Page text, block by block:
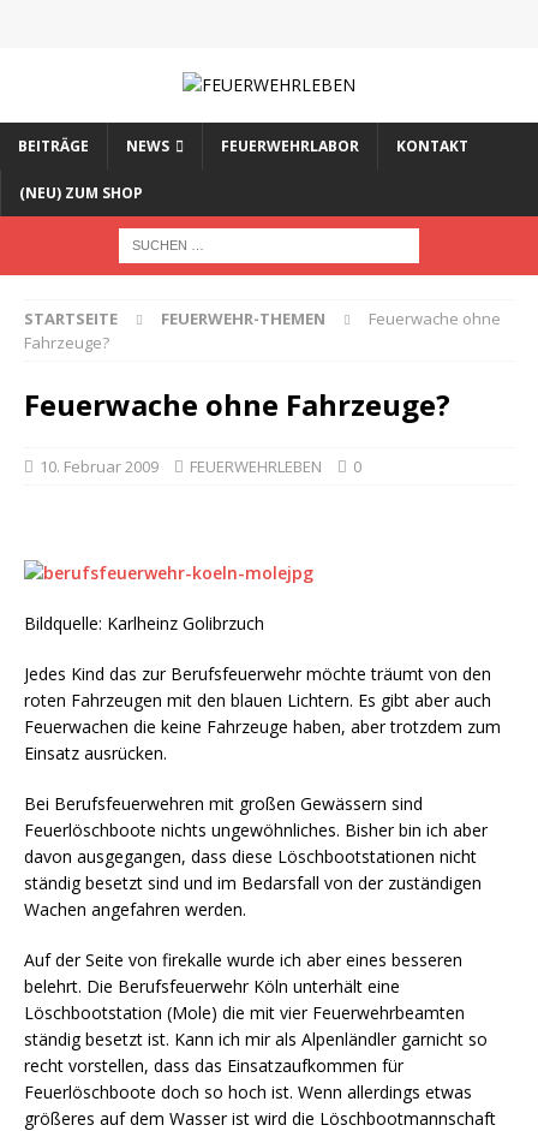
BEITRÄGE NEWS FEUERWEHRLABOR KONTAKT
(NEU) ZUM SHOP
STARTSEITE FEUERWEHR-THEMEN
Feuerwache ohne
Fahrzeuge?
Feuerwache ohne Fahrzeuge?
10. Februar 2009 FEUERWEHRLEBEN 0
Bildquelle: Karlheinz Golibrzuch
Jedes Kind das zur Berufsfeuerwehr möchte träumt von den
roten Fahrzeugen mit den blauen Lichtern. Es gibt aber auch
Feuerwachen die keine Fahrzeuge haben, aber trotzdem zum
Einsatz ausrücken.
Bei Berufsfeuerwehren mit großen Gewässern sind
Feuerlöschboote nichts ungewöhnliches. Bisher bin ich aber
davon ausgegangen, dass diese Löschbootstationen nicht
ständig besetzt sind und im Bedarsfall von der zuständigen
Wachen angefahren werden.
Auf der Seite von firekalle wurde ich aber eines besseren
belehrt. Die Berufsfeuerwehr Köln unterhält eine
Löschbootstation (Mole) die mit vier Feuerwehrbeamten
ständig besetzt ist. Kann ich mir als Alpenländler garnicht so
recht vorstellen, dass das Einsatzaufkommen für
Feuerlöschboote doch so hoch ist. Wenn allerdings etwas
größeres auf dem Wasser ist wird die Löschbootmannschaft